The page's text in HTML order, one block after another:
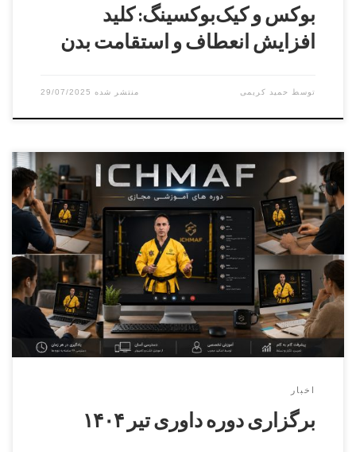
بوکس و کیک‌بوکسینگ: کلید
افزایش انعطاف و استقامت بدن
توسط حمید کریمی 29/07/2025
دوره داوری درجه ۳ و۲و۱ مدرس : حمید خانی آقایان و بانوان
زمان : ۶ تیر ۱۴۰۴ مکان : فردیس – کوچه هشتم – سالن
شهرداری
اخبار
برگزاری دوره داوری تیر ۱۴۰۴